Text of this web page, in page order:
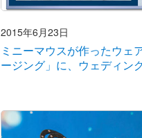
2015年6月23日
ミニーマウスが作ったウェ
ージング」に、ウェディン